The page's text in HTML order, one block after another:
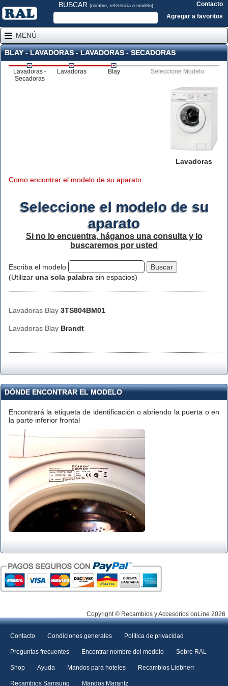
BUSCAR (nombre, referencia o modelo)
Contacto
Agregar a favoritos
MENÚ
BLAY - LAVADORAS - LAVADORAS - SECADORAS
Lavadoras -
Secadoras
Lavadoras Blay Seleccione Modelo
Lavadoras
Como encontrar el modelo de su aparato
Seleccione el modelo de su
aparato
Si no lo encuentra, háganos una consulta y lo
buscaremos por usted
Escriba el modelo
(Utilizar una sola palabra sin espacios)
Lavadoras Blay 3TS804BM01
Lavadoras Blay Brandt
DÓNDE ENCONTRAR EL MODELO
Encontrará la etiqueta de identificación o abriendo la puerta o en
la parte inferior frontal
Copyright © Recambios y Accesorios onLine 2026
Contacto Condiciones generales Política de privacidad
Preguntas frecuentes Encontrar nombre del modelo Sobre RAL
Shop Ayuda Mandos para hoteles Recambios Liebherr
Recambios Samsung Mandos Marantz